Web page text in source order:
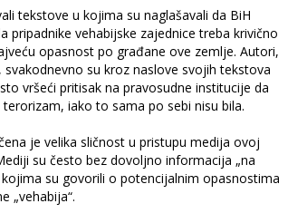
tekstove u kojima su naglašavali da BiH
pripadnike vehabijske zajednice treba krivično
opasnost po građane ove zemlje. Autori,
su kroz naslove svojih teksto­va
vršeći pritisak na pravosudne institucije da
iako to sama po sebi nisu bila.
je velika sličnost u pristupu medija ovoj
su često bez dovoljno informacija „na
su govorili o potencijalnim opasnostima
„vehabi­ja“.